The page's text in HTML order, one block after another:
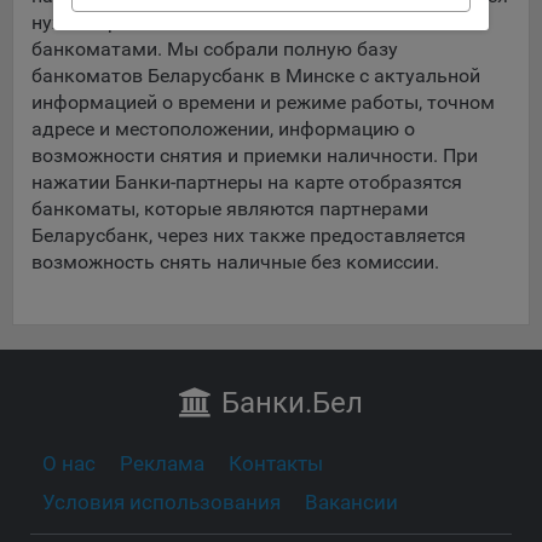
данные о пользователе в случае, если это разрешено в
настройках браузера пользователя (включено
сохранение файлов cookie и использование технологии
JavaScript).
На сайтах обрабатываются следующие типы файлов
cookie:
Общество может использовать файлы cookie для
рекламирования услуг пользователям сайта
«bankibel.by» на сторонних веб-сайтах. Например, если
пользователь посетит указанный сайт, то в дальнейшем
Иногда Общество использует сторонние файлы cookie
объявлений. Такие файлы cookie, например, запоминают,
сайты Общества. С помощью данной процедуры
рекламной деятельности.
нужный район Минска с отмеченными
банкоматами. Мы собрали полную базу
банкоматов Беларусбанк в Минске с актуальной
информацией о времени и режиме работы, точном
адресе и местоположении, информацию о
возможности снятия и приемки наличности. При
нажатии Банки-партнеры на карте отобразятся
банкоматы, которые являются партнерами
Беларусбанк, через них также предоставляется
возможность снять наличные без комиссии.
Банки.Бел
О нас Реклама
Контакты
Условия использования
Вакансии